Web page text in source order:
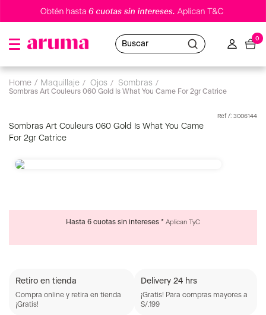
Buscar
0
maquillaje ojos sombras
Sombras Art Couleurs 060 Gold Is What You Came For 2gr Catrice
: 3006144
Sombras Art Couleurs 060 Gold Is What You Came
For 2gr Catrice
Hasta 6 cuotas sin intereses * Aplican TyC
Retiro en tienda
Compra online y retira en tienda
¡Gratis!
Delivery 24 hrs
¡Gratis! Para compras mayores a
S/.199